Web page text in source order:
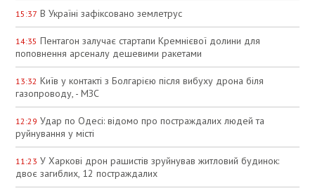
15:37 В Україні зафіксовано землетрус
14:35 Пентагон залучає стартапи Кремнієвої долини для
поповнення арсеналу дешевими ракетами
13:32 Київ у контакті з Болгарією після вибуху дрона біля
газопроводу, - МЗС
12:29 Удар по Одесі: відомо про постраждалих людей та
руйнування у місті
11:23 У Харкові дрон рашистів зруйнував житловий будинок:
двоє загиблих, 12 постраждалих